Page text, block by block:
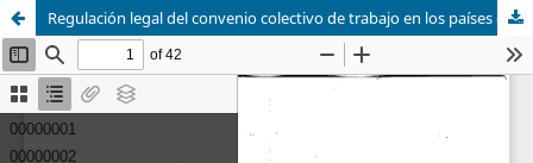
Regulación legal del convenio colectivo de trabajo en los países del Mercosur